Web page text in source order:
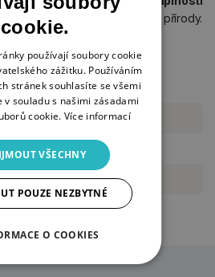
darem pro každého milovníka přírody.
kus
kov
9,5 x 6 x 2 cm
cookie.
používají soubory cookie
zážitku. Používáním
stránek souhlasíte se všemi
v souladu s našimi zásadami
cookie. Více informací
VŠECHNY
POUZE NEZBYTNÉ
O COOKIES